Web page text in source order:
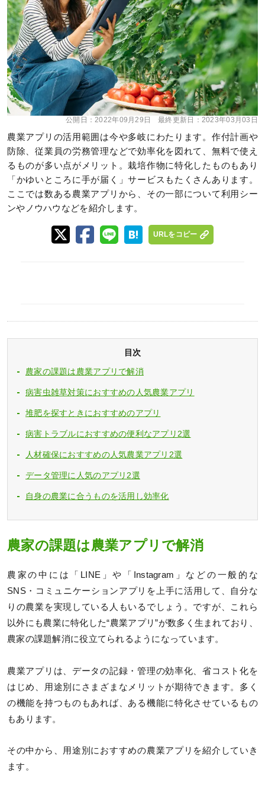
公開日：2022年09月29日 最終更新日： 2023年03月03日
農業アプリの活用範囲は今や多岐にわたります。作付計画や
防除、従業員の労務管理などで効率化を図れて、無料で使え
るものが多い点がメリット。栽培作物に特化したものもあり
「かゆいところに手が届く」サービスもたくさんあります。
ここでは数ある農業アプリから、その一部について利用シー
ンやノウハウなどを紹介します。
URLをコピー
目次
農家の課題は農業アプリで解消
病害虫雑草対策におすすめの人気農業アプリ
堆肥を探すときにおすすめのアプリ
病害トラブルにおすすめの便利なアプリ2選
人材確保におすすめの人気農業アプリ2選
データ管理に人気のアプリ2選
自身の農業に合うものを活用し効率化
農家の課題は農業アプリで解消
農家の中には「LINE」や「Instagram」などの一般的な
SNS・コミュニケーションアプリを上手に活用して、自分な
りの農業を実現している人もいるでしょう。ですが、これら
以外にも農業に特化した“農業アプリ”が数多く生まれており、
農家の課題解消に役立てられるようになっています。
農業アプリは、データの記録・管理の効率化、省コスト化を
はじめ、用途別にさまざまなメリットが期待できます。多く
の機能を持つものもあれば、ある機能に特化させているもの
もあります。
その中から、用途別におすすめの農業アプリを紹介していき
ます。